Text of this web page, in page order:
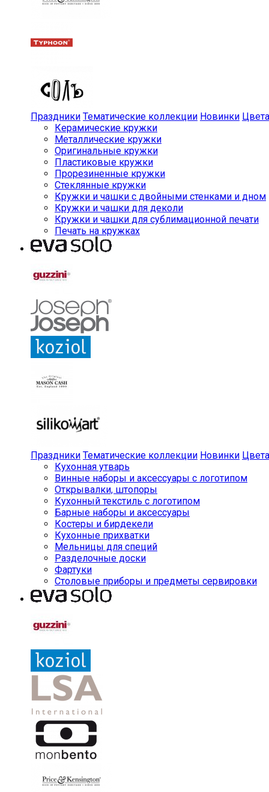
Праздники Тематические коллекции Новинки Цвета
Керамические кружки
Металлические кружки
Оригинальные кружки
Пластиковые кружки
Прорезиненные кружки
Стеклянные кружки
Кружки и чашки с двойными стенками и дном
Кружки и чашки для деколи
Кружки и чашки для сублимационной печати
Печать на кружках
Праздники Тематические коллекции Новинки Цвета
Кухонная утварь
Винные наборы и аксессуары с логотипом
Открывалки, штопоры
Кухонный текстиль с логотипом
Барные наборы и аксессуары
Костеры и бирдекели
Кухонные прихватки
Мельницы для специй
Разделочные доски
Фартуки
Столовые приборы и предметы сервировки